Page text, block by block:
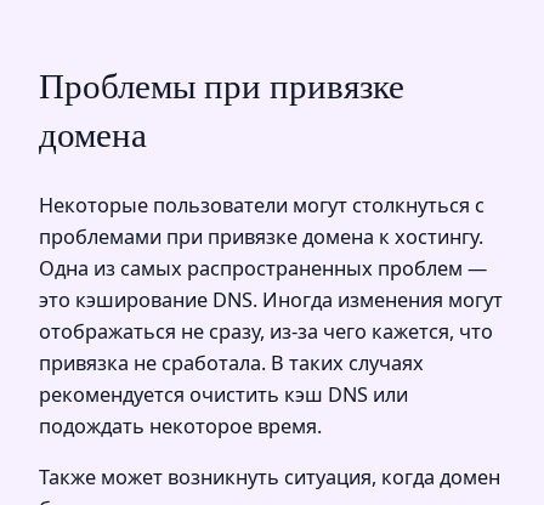
Проблемы при привязке
домена
Некоторые пользователи могут столкнуться с
проблемами при привязке домена к хостингу.
Одна из самых распространенных проблем —
это кэширование DNS. Иногда изменения могут
отображаться не сразу, из-за чего кажется, что
привязка не сработала. В таких случаях
рекомендуется очистить кэш DNS или
подождать некоторое время.
Также может возникнуть ситуация, когда домен